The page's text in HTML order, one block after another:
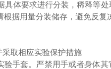
具体要求进行分装，稀释等
据用量分装储存，避免反复
取相应实验保护措施
手套。严禁用手或者身体其